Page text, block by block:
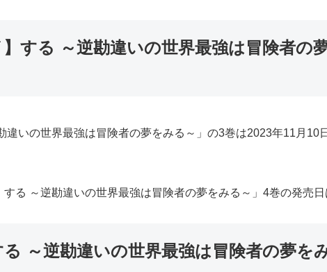
する ～逆勘違いの世界最強は冒険者の
違いの世界最強は冒険者の夢をみる～」の3巻は2023年11月10
る ～逆勘違いの世界最強は冒険者の夢をみる～」4巻の発売
る ～逆勘違いの世界最強は冒険者の夢を